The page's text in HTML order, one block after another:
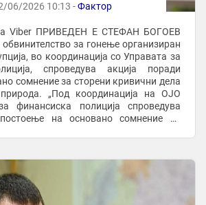
06/2026 10:13 -Фактор
Viber ПРИВЕДЕН Е СТЕФАН БОГОЕВ
за гонење организиран
во координација со Управата за
спроведува акција поради
сомнение за сторени кривични дела
„Под координација на ОЈО
финансиска полиција спроведува
на основано сомнение за